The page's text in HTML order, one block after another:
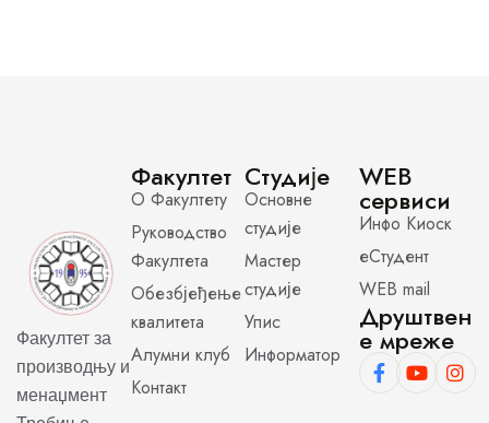
Факултет за
производњу и
менаџмент
Факултет
О Факултету
Руководство
Факултета
Обезбјеђење
квалитета
Алумни клуб
Контакт
Студије
Основне
студије
Мастер
студије
Упис
Информатор
WEB
сервиси
Инфо Киоск
еСтудент
WEB mail
Друштвен
е мреже